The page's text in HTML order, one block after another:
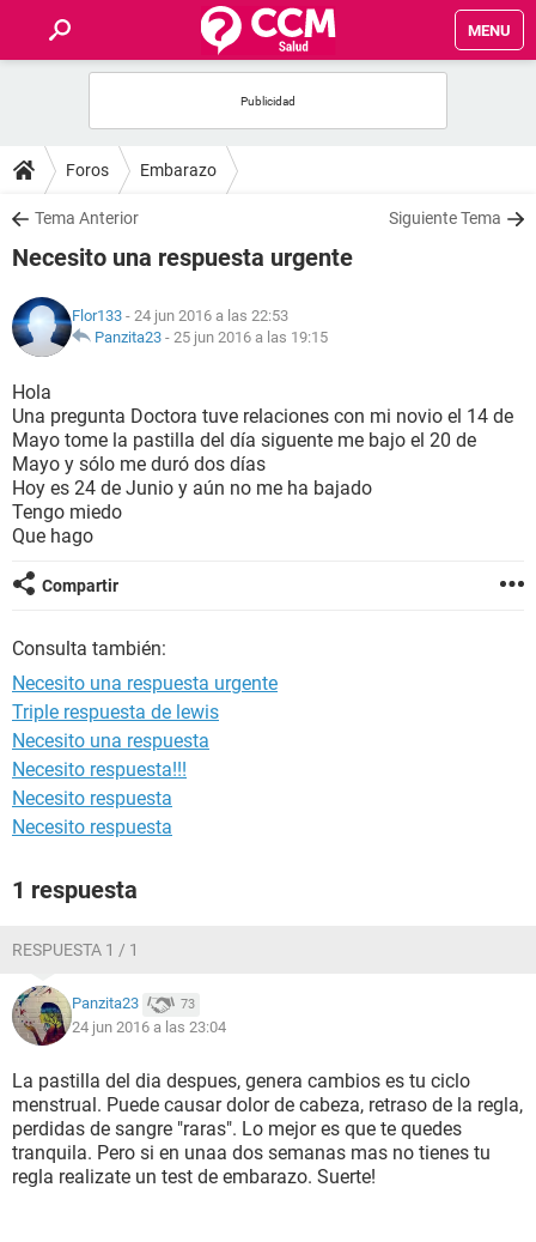
MENU
FOROS
SALUD
NUTRICIÓN
BIENESTAR
SEXUALIDAD
GLOSARIO
Foros Embarazo
Tema Anterior Siguiente Tema
Necesito una respuesta urgente
Flor133 - 24 jun 2016 a las 22:53
Panzita23 - 25 jun 2016 a las 19:15
Hola
Una pregunta Doctora tuve relaciones con mi novio el 14 de
Mayo tome la pastilla del día siguente me bajo el 20 de
Mayo y sólo me duró dos días
Hoy es 24 de Junio y aún no me ha bajado
Tengo miedo
Que hago
Compartir
Consulta también:
Necesito una respuesta urgente
Triple respuesta de lewis
Necesito una respuesta
Necesito respuesta!!!
Necesito respuesta
Necesito respuesta
1 respuesta
RESPUESTA 1 / 1
Panzita23 73
24 jun 2016 a las 23:04
La pastilla del dia despues, genera cambios es tu ciclo
menstrual. Puede causar dolor de cabeza, retraso de la regla,
perdidas de sangre "raras". Lo mejor es que te quedes
tranquila. Pero si en unaa dos semanas mas no tienes tu
regla realizate un test de embarazo. Suerte!